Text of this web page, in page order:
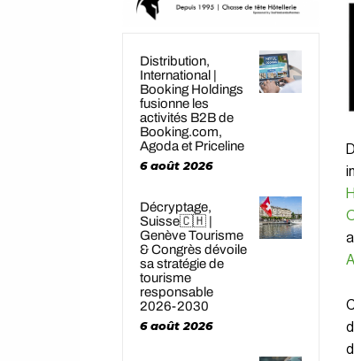
Distribution,
International |
Booking Holdings
fusionne les
activités B2B de
Booking.com,
Agoda et Priceline
6 août 2026
Décryptage,
Suisse🇨🇭 |
Genève Tourisme
& Congrès dévoile
sa stratégie de
tourisme
responsable
2026-2030
6 août 2026